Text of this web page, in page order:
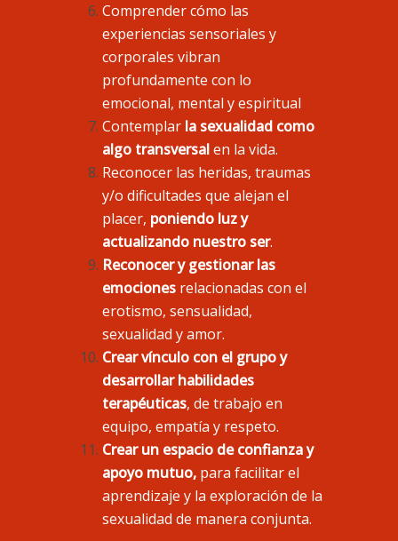
Comprender cómo las
experiencias sensoriales y
corporales vibran
profundamente con lo
emocional, mental y espiritual
Contemplar la sexualidad como
algo transversalen la vida.
Reconocer las heridas, traumas
y/o dificultades que alejan el
placer, poniendo luz y
actualizando nuestro ser.
Reconocer y gestionar las
emocionesrelacionadas con el
erotismo, sensualidad,
sexualidad y amor.
Crear vínculo con el grupo y
desarrollar habilidades
terapéuticas, de trabajo en
equipo, empatía y respeto.
Crear un espacio de confianza y
apoyo mutuo,para facilitar el
aprendizaje y la exploración de la
sexualidad de manera conjunta.